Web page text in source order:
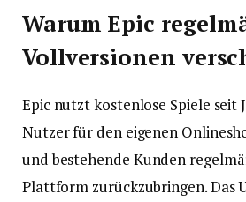
Warum Epic
Vollversionen
Epic nutzt kostenlose Spiele seit
Nutzer für den eigenen
und bestehende Kunden
Plattform zurückzubringen. Das